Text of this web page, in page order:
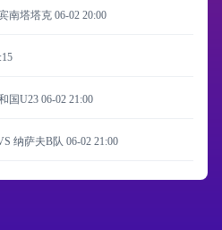
南塔塔克 06-02 20:00
国U23 06-02 21:00
纳萨夫B队 06-02 21:00